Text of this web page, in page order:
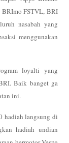
FSTVL, BRI
nasabah yang
menggunakan
loyalti yang
Baik banget ga
ini.
hadiah langsung di
hadiah undian